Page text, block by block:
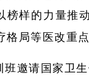
榜样的力量推
格局等医改重
班邀请国家卫